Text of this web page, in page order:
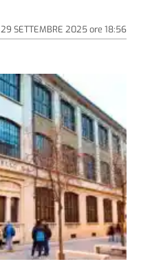
29 SETTEMBRE 2025ore 18:56